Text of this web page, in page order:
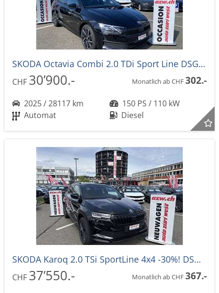
SKODA Octavia Combi 2.0 TDi Sport Line DSG-Automat
CHF 30’900.- Monatlich ab CHF302.-
2025 / 28117 km
150 PS / 110 kW
Automat
Diesel
SKODA Karoq 2.0 TSi SportLine 4x4 -30%! DSG-Automat
CHF 37’550.- Monatlich ab CHF367.-